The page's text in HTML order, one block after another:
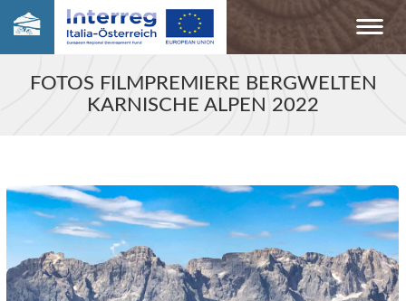
FOTOS FILMPREMIERE BERGWELTEN
KARNISCHE ALPEN 2022